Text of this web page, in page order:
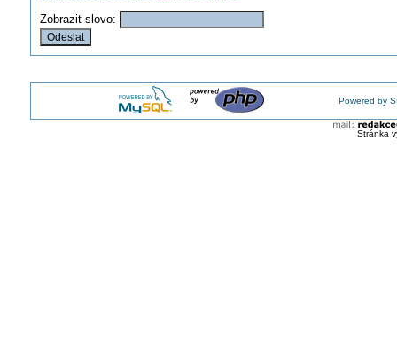
Zobrazit slovo:
Powered by
Stránka